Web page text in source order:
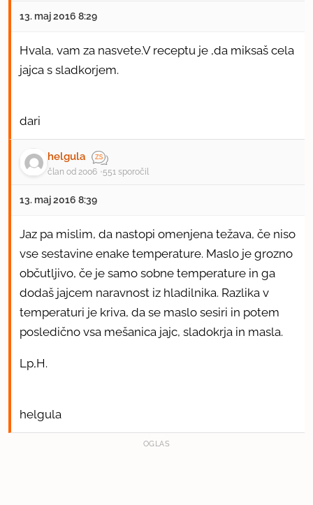
13. maj 2016 8:29
Hvala, vam za nasvete.V receptu je ,da miksaš cela
jajca s sladkorjem.
dari
helgula
član od 2006 551 sporočil
13. maj 2016 8:39
Jaz pa mislim, da nastopi omenjena težava, če niso
vse sestavine enake temperature. Maslo je grozno
občutljivo, če je samo sobne temperature in ga
dodaš jajcem naravnost iz hladilnika. Razlika v
temperaturi je kriva, da se maslo sesiri in potem
posledično vsa mešanica jajc, sladokrja in masla.
Lp,H.
helgula
OGLAS